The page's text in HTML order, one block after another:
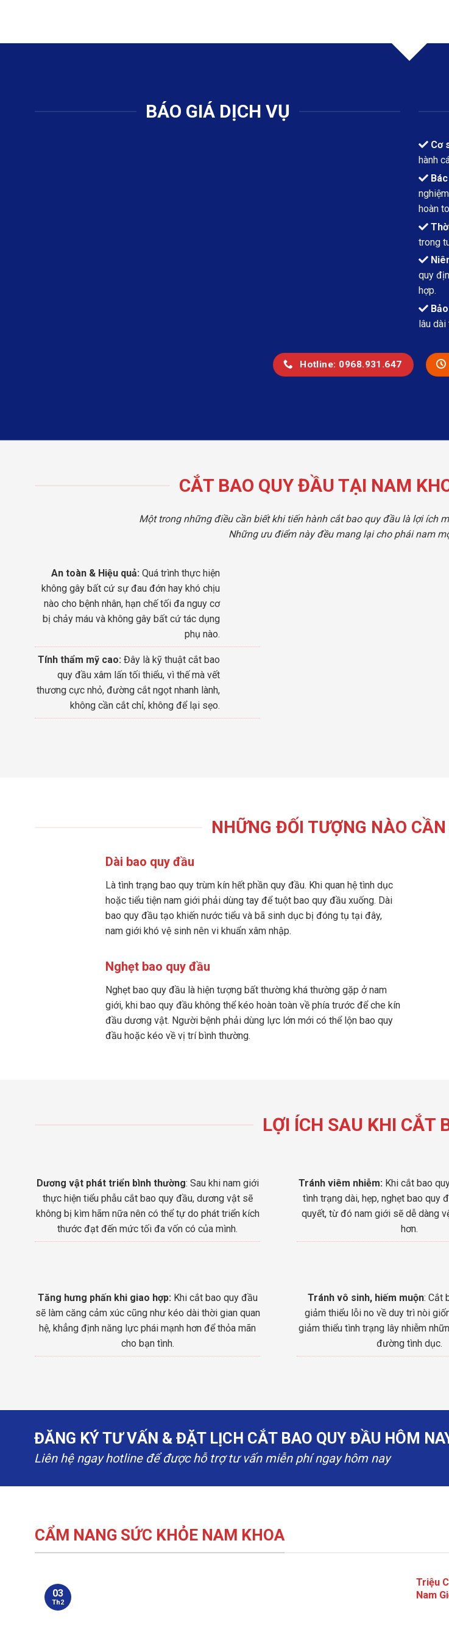
BÁO GIÁ DỊCH VỤ
Cơ
hành
hoàn
trong
quy
hợp.
lâu
Hotline: 0968.931.647
CẮT BAO QUY ĐẦU TẠI NAM
Một trong những điều cần biết khi tiến hành cắt bao quy đầu là lợi ích
Những ưu điểm này đều mang lại cho phái nam
An toàn & Hiệu quả: Quá trình thực hiện
không gây bất cứ sự đau đớn hay khó chịu
nào cho bệnh nhân, hạn chế tối đa nguy cơ
bị chảy máu và không gây bất cứ tác dụng
phụ nào.
Tính thẩm mỹ cao: Đây là kỹ thuật cắt bao
quy đầu xâm lấn tối thiểu, vì thế mà vết
thương cực nhỏ, đường cắt ngọt nhanh lành,
không cần cắt chỉ, không để lại sẹo.
NHỮNG ĐỐI TƯỢNG NÀO
Dài bao quy đầu
Là tình trạng bao quy trùm kín hết phần quy đầu. Khi quan hệ tình dục
hoặc tiểu tiện nam giới phải dùng tay để tuột bao quy đầu xuống. Dài
bao quy đầu tạo khiến nước tiểu và bã sinh dục bị đóng tụ tại đây,
nam giới khó vệ sinh nên vi khuẩn xâm nhập.
Nghẹt bao quy đầu
Nghẹt bao quy đầu là hiện tượng bất thường khá thường gặp ở nam
giới, khi bao quy đầu không thể kéo hoàn toàn về phía trước để che kín
đầu dương vật. Người bệnh phải dùng lực lớn mới có thể lộn bao quy
đầu hoặc kéo về vị trí bình thường.
LỢI ÍCH SAU KHI CẮT
Dương vật phát triển bình thường: Sau khi nam giới
thực hiện tiểu phẫu cắt bao quy đầu, dương vật sẽ
không bị kìm hãm nữa nên có thể tự do phát triển kích
thước đạt đến mức tối đa vốn có của mình.
Tránh viêm nhiễm: Khi cắt bao
tình trạng dài, hẹp, nghẹt bao quy
quyết, từ đó nam giới sẽ dễ dàng
hơn.
Tăng hưng phấn khi giao hợp: Khi cắt bao quy đầu
sẽ làm căng cảm xúc cũng như kéo dài thời gian quan
hệ, khẳng định năng lực phái mạnh hơn để thỏa mãn
cho bạn tình.
Tránh vô sinh, hiếm muộn: Cắt
giảm thiểu lỗi no về duy trì nòi
giảm thiểu tình trạng lây nhiễm
đường tình dục.
ĐĂNG KÝ TƯ VẤN & ĐẶT LỊCH CẮT BAO QUY ĐẦU HÔM
Liên hệ ngay hotline để được hỗ trợ tư vấn miễn phí ngay hôm nay
CẨM NANG SỨC KHỎE NAM KHOA
03
Th2
Triệu
Nam